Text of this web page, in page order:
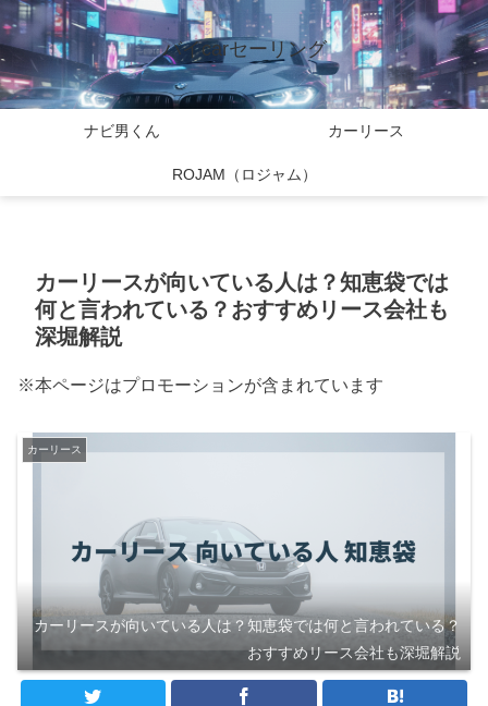
バイcarセーリング
ナビ男くん カーリース
ROJAM（ロジャム）
カーリースが向いている人は？知恵袋では
何と言われている？おすすめリース会社も
深堀解説
※本ページはプロモーションが含まれています
カーリース
カーリースが向いている人は？知恵袋では何と言われている？
おすすめリース会社も深堀解説